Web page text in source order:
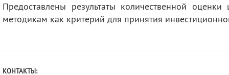
Предоставлены результаты количественной
методикам как критерий для принятия
КОНТАКТЫ: